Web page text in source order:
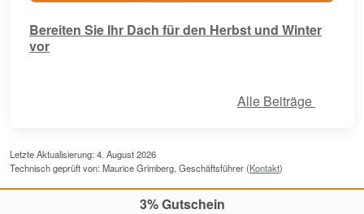
Bereiten Sie Ihr Dach für den Herbst und Winter
vor
Alle Beiträge
Letzte Aktualisierung: 4. August 2026
Technisch geprüft von: Maurice Grimberg, Geschäftsführer (Kontakt)
3% Gutschein